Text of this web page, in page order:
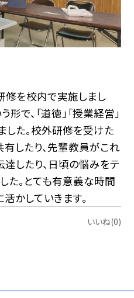
修を校内で実施しまし
で、「道徳」「授業経営」
した。校外研修を受けた
したり、先輩教員がこれ
したり、日頃の悩みをテ
た。とても有意義な時間
かしていきます。
いいね(0)